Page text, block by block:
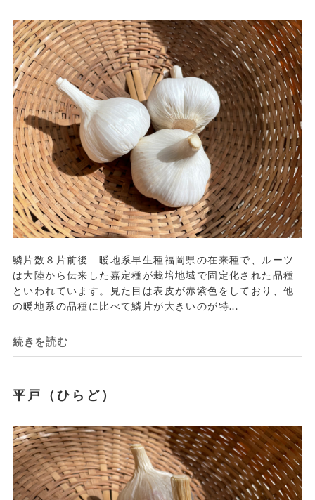
鱗片数８片前後 暖地系早生種福岡県の在来種で、ルーツ
は大陸から伝来した嘉定種が栽培地域で固定化された品種
といわれています。見た目は表皮が赤紫色をしており、他
の暖地系の品種に比べて鱗片が大きいのが特...
続きを読む
平戸（ひらど）